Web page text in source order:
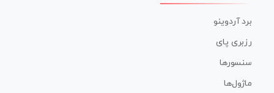
برد آردوینو
رزبری پای
سنسورها
ماژول‌ها